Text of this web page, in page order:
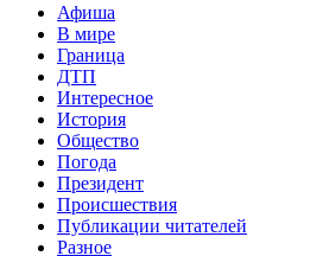
Афиша
В мире
Граница
ДТП
Интересное
История
Общество
Погода
Президент
Происшествия
Публикации читателей
Разное